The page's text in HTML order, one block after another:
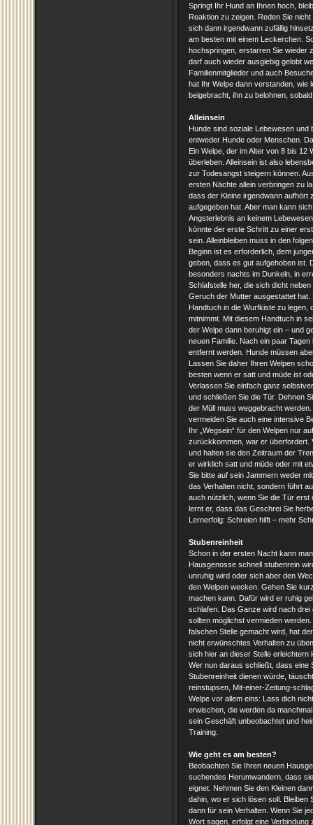
Springt Ihr Hund an Ihnen hoch,
Reaktion zu zeigen. Reden Sie
sich dann irgendwann zufällig
am besten mit einem Leckerchen.
hochspringen, erstarren Sie wieder
darf auch wieder ausgiebig gelobt
Familienmitglieder und auch
hat Ihr Welpe dann verstanden, wie
beigebracht, ihn zu belohnen,
Alleinsein
Hunde sind soziale Lebewesen und
entweder Hunde oder Menschen.
Ein Welpe, der im Alter von 8 bis 12
überleben. Alleinsein ist also
zur Todesangst steigern können.
ersten Nächte allein verbringen zu
dass der Kleine irgendwann aufhört
aufgegeben hat. Aber man kann
Angsterlebnis an keinem
könnte der erste Schritt zu einer
sein. Alleinbleiben muss in den
Beginn ist es erforderlich, dem
geben, dass es gut aufgehoben ist.
besonders nachts im Dunkeln, in
Schlafstelle her, die sich dicht
Geruch der Mutter ausgestattet
Handtuch in die Wurfkiste zu legen,
mitnimmt. Mit diesem Handtuch in
der Welpe dann beruhigt ein – und
neuen Familie. Nach ein paar
entfernt werden. Hunde müssen
Lassen Sie daher Ihren Welpen
besten wenn er satt und müde ist
Verlassen Sie einfach ganz
und schließen Sie die Tür. Dehnen
der Müll muss weggebracht
vermeiden Sie auch eine intensive
Ihr „Wegsein“ für den Welpen nur
zurückkommen, war er überfordert.
und halten sie den Zeitraum der
er wirklich satt und müde oder mit
Sie bitte auf sein Jammern weder
das Verhalten nicht, sondern fü hrt
auch nützlich, wenn Sie die Tür
lernt er, dass das Geschrei Sie
Lernerfolg: Schreien hilft – mehr
Stubenreinheit
Schon in der ersten Nacht kann
Hausgenosse schnell stubenrein
unruhig wird oder sich aber den
den Welpen wecken. Gehen Sie
machen kann. Dafür wird er ruhig
schlafen. Das Ganze wird nach
sollten möglichst vermieden
falschen Stelle gemacht wird, hat
nicht erwünschtes Verhalten zu
sich hier an dieser Stelle erleichtern
Wer nun daraus schließt, dass eine
Stubenreinheit dienen würde,
reinstupsen, Mit-einer-Zeitung-
Welpe vor allem eins: Lass dich
erwischen, die werden da
sein Geschäft unbeobachtet und
Training.
Wie geht es am besten?
Beobachten Sie Ihren neuen
suchendes Herumwandern, dass
eignet. Nehmen Sie den Kleinen
dahin, wo er sich lösen soll. Bleiben
dann für sein Verhalten. Wenn Sie
Wort sagen, erfolgt eine